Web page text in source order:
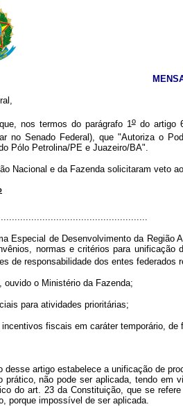
nos termos do parágrafo 1odo artigo
no Senado Federal), que "Autoriza o
Pólo Petrolina/PE e Juazeiro/BA".
e da Fazenda solicitaram veto
Especial de Desenvolvimento da
normas e critérios para
de responsabilidade dos entes federados
ouvido o Ministério da Fazenda;
para atividades prioritárias;
incentivos fiscais em caráter temporário,
desse artigo estabelece a unificação de
prático, não pode ser aplicada, tendo em
do art. 23 da Constituição, que se
porque impossível de ser aplicada.